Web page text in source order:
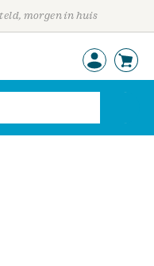
morgen in huis